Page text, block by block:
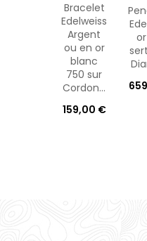
Bracelet
Edelweiss
Argent
ou en or
blanc
750 sur
Cordon...
159,00 €